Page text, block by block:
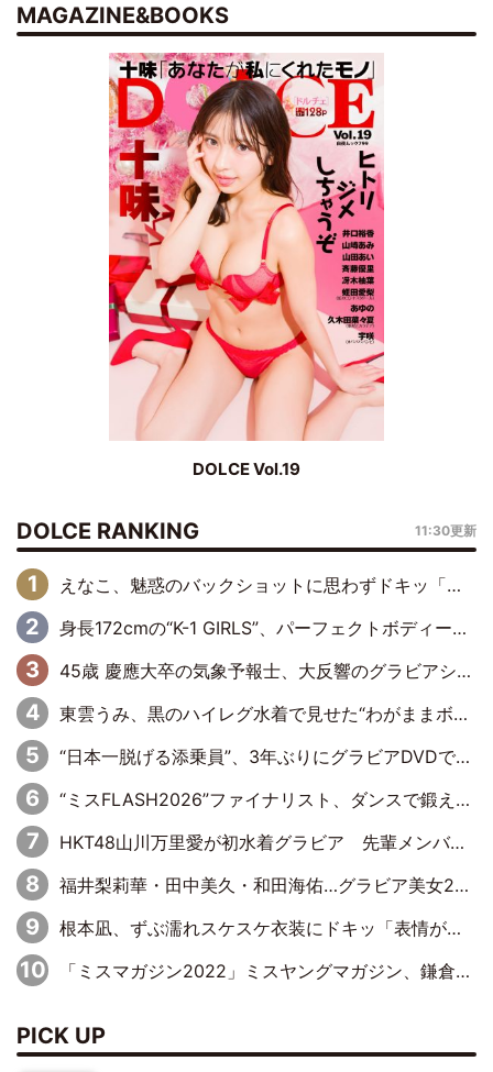
MAGAZINE&BOOKS
DOLCE Vol.19
DOLCE RANKING 11:30更新
えなこ、魅惑のバックショットに思わずドキッ「世界最高レベルの美しさ」「クールビューティーで良き」「ポーズも表情も完璧」
身長172cmの“K-1 GIRLS”、パーフェクトボディーでグラビアDVDデビュー
45歳 慶應大卒の気象予報士、大反響のグラビアショット
東雲うみ、黒のハイレグ水着で見せた“わがままボディ”がたまらない「うみちゃんカワイイ」「全てがステキな女神さま」「魅力的です」
“日本一脱げる添乗員”、3年ぶりにグラビアDVDで復活 31歳の艶やかな表情がさえわたる
“ミスFLASH2026”ファイナリスト、ダンスで鍛え上げた健康的な美ボディー披露
HKT48山川万里愛が初水着グラビア 先輩メンバーも思わず“ガン見”した新たな魅力
福井梨莉華・田中美久・和田海佑…グラビア美女20人が勢ぞろい
根本凪、ずぶ濡れスケスケ衣装にドキッ「表情が良過ぎる」「ねもちゃんの眼差しにドキドキが止まらない」
「ミスマガジン2022」ミスヤングマガジン、鎌倉の古民家でしっとりグラビア
PICK UP